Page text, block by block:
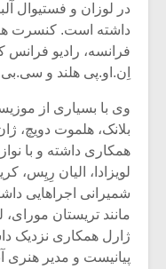
در لوزان و فستیوال
داشته است. کنسرت
فرانسه، رادیو
اِن.او.پی هلند و
وی با بسیاری از
بلانک، هلموت دویچ،
همکاری داشته و با
لویزادا، الیان رِیِس،
شمیرانی اجراهایی
مانند تریستان مورای،
ژارل همکاری نزدیک
پیانیست و مدیر